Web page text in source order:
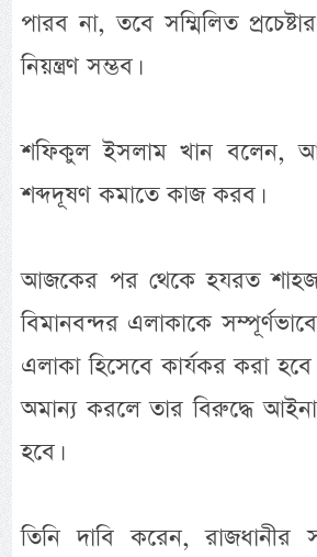
পারব না, তবে সম্মিলিত
নিয়ন্ত্রণ সম্ভব।
শফিকুল ইসলাম খান বলেন,
শব্দদূষণ কমাতে কাজ করব।
আজকের পর থেকে হযরত
বিমানবন্দর এলাকাকে সম্পূর্ণভাবে
এলাকা হিসেবে কার্যকর করা
অমান্য করলে তার বিরুদ্ধে
হবে।
তিনি দাবি করেন, রাজধানীর